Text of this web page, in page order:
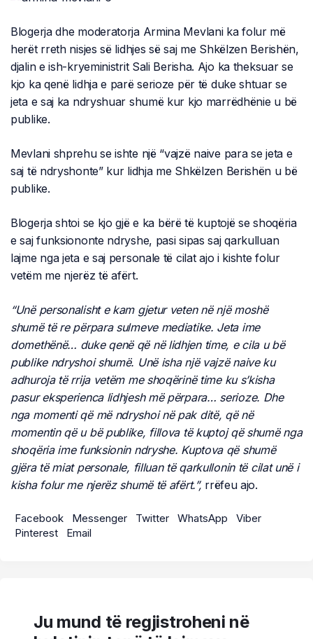
Blogerja dhe moderatorja Armina Mevlani ka folur më
herët rreth nisjes së lidhjes së saj me Shkëlzen Berishën,
djalin e ish-kryeministrit Sali Berisha. Ajo ka theksuar se
kjo ka qenë lidhja e parë serioze për të duke shtuar se
jeta e saj ka ndryshuar shumë kur kjo marrëdhënie u bë
publike.
Mevlani shprehu se ishte një “vajzë naive para se jeta e
saj të ndryshonte” kur lidhja me Shkëlzen Berishën u bë
publike.
Blogerja shtoi se kjo gjë e ka bërë të kuptojë se shoqëria
e saj funksiononte ndryshe, pasi sipas saj qarkulluan
lajme nga jeta e saj personale të cilat ajo i kishte folur
vetëm me njerëz të afërt.
“Unë personalisht e kam gjetur veten në një moshë
shumë të re përpara sulmeve mediatike. Jeta ime
domethënë… duke qenë që në lidhjen time, e cila u bë
publike ndryshoi shumë. Unë isha një vajzë naive ku
adhuroja të rrija vetëm me shoqërinë time ku s’kisha
pasur eksperienca lidhjesh më përpara… serioze. Dhe
nga momenti që më ndryshoi në pak ditë, që në
momentin që u bë publike, fillova të kuptoj që shumë nga
shoqëria ime funksionin ndryshe. Kuptova që shumë
gjëra të miat personale, filluan të qarkullonin të cilat unë i
kisha folur me njerëz shumë të afërt.”,rrëfeu ajo.
Facebook Messenger Twitter WhatsApp
Viber
Pinterest
Email
Ju mund të regjistroheni në